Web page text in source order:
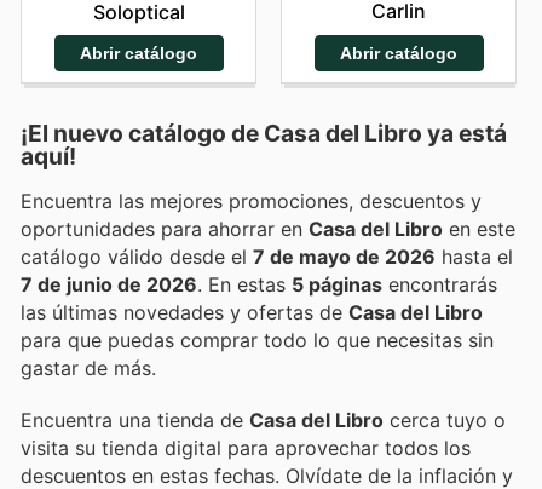
Soloptical
Abrir catálogo
Carlin
Abrir catálogo
¡El nuevo catálogo de Casa del Libro ya está
aquí!
Encuentra las mejores promociones, descuentos y
oportunidades para ahorrar en Casa del Libro en este
catálogo válido desde el 7 de mayo de 2026 hasta el
7 de junio de 2026 . En estas 5 páginas encontrarás
las últimas novedades y ofertas de Casa del Libro
para que puedas comprar todo lo que necesitas sin
gastar de más.
Encuentra una tienda de Casa del Libro cerca tuyo o
visita su tienda digital para aprovechar todos los
descuentos en estas fechas. Olvídate de la inflación y